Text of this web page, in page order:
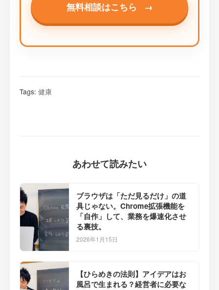
無料相談はこちら →
Tags: 健康
あわせて読みたい
ブラウザは「ただ見るだけ」の道
具じゃない。Chrome拡張機能を
「自作」して、業務を爆速化させ
る裏技。
2026年1月15日
【ひらめきの法則】アイデアはお
風呂で生まれる？経営者に必要な